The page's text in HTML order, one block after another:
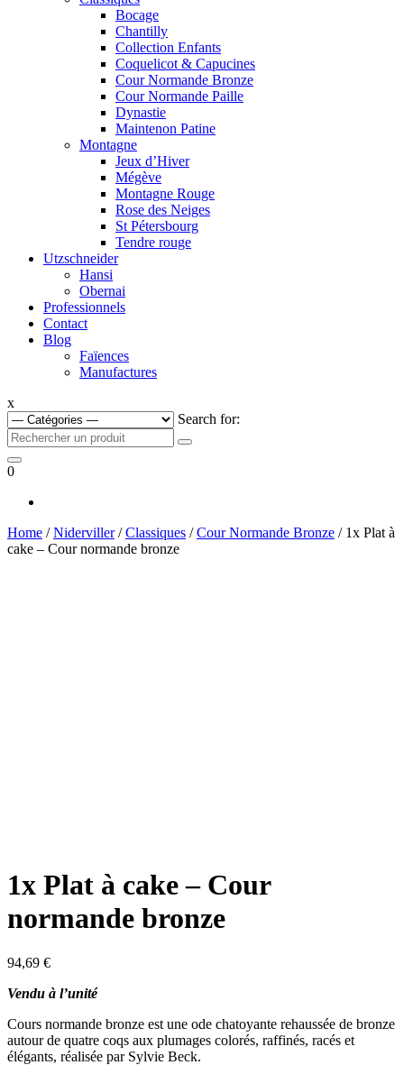
Bocage
Chantilly
Collection Enfants
Coquelicot & Capucines
Cour Normande Bronze
Cour Normande Paille
Dynastie
Maintenon Patine
Montagne
Jeux d’Hiver
Mégève
Montagne Rouge
Rose des Neiges
St Pétersbourg
Tendre rouge
Utzschneider
Hansi
Obernai
Professionnels
Contact
Blog
Faïences
Manufactures
x
Search for:
0
Home /Niderviller/Classiques /Cour Normande Bronze / 1x Plat à
cake – Cour normande bronze
1x Plat à cake – Cour
normande bronze
94,69 €
Vendu à l’unité
Cours normande bronze est une ode chatoyante rehaussée de bronze
autour de quatre coqs aux plumages colorés, raffinés, racés et
élégants, réalisée par Sylvie Beck.